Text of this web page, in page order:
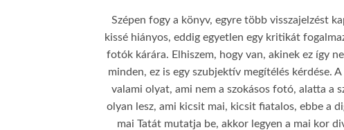
Szépen fogy a könyv, egyre több visszajelzést
kissé hiányos, eddig egyetlen egy kritikát
fotók kárára. Elhiszem, hogy van, akinek ez így
minden, ez is egy szubjektív megítélés kérdése.
valami olyat, ami nem a szokásos fotó, alatta a
olyan lesz, ami kicsit mai, kicsit fiatalos, ebbe a
mai Tatát mutatja be, akkor legyen a mai kor